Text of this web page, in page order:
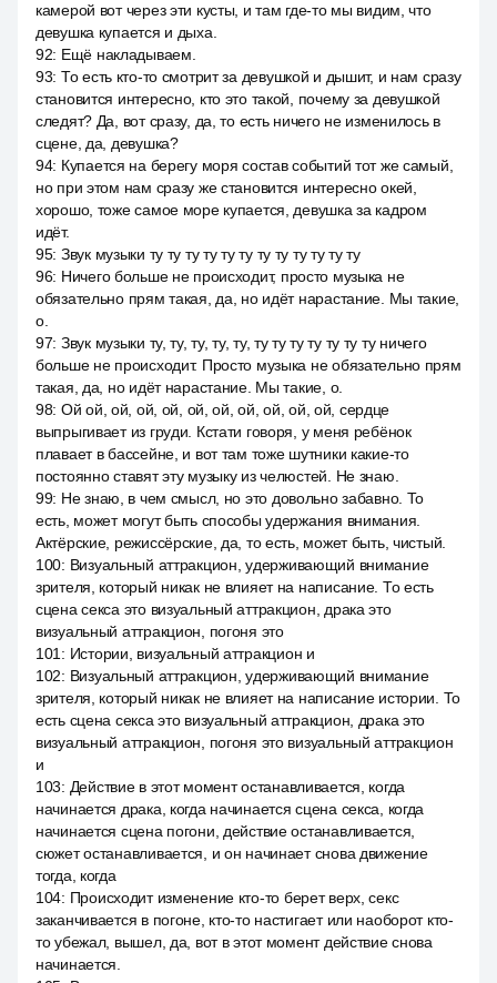
камерой вот через эти кусты, и там где-то мы видим, что
девушка купается и дыха.
92: Ещё накладываем.
93: То есть кто-то смотрит за девушкой и дышит, и нам сразу
становится интересно, кто это такой, почему за девушкой
следят? Да, вот сразу, да, то есть ничего не изменилось в
сцене, да, девушка?
94: Купается на берегу моря состав событий тот же самый,
но при этом нам сразу же становится интересно окей,
хорошо, тоже самое море купается, девушка за кадром
идёт.
95: Звук музыки ту ту ту ту ту ту ту ту ту ту ту ту
96: Ничего больше не происходит, просто музыка не
обязательно прям такая, да, но идёт нарастание. Мы такие,
о.
97: Звук музыки ту, ту, ту, ту, ту, ту ту ту ту ту ту ту ничего
больше не происходит. Просто музыка не обязательно прям
такая, да, но идёт нарастание. Мы такие, о.
98: Ой ой, ой, ой, ой, ой, ой, ой, ой, ой, ой, сердце
выпрыгивает из груди. Кстати говоря, у меня ребёнок
плавает в бассейне, и вот там тоже шутники какие-то
постоянно ставят эту музыку из челюстей. Не знаю.
99: Не знаю, в чем смысл, но это довольно забавно. То
есть, может могут быть способы удержания внимания.
Актёрские, режиссёрские, да, то есть, может быть, чистый.
100: Визуальный аттракцион, удерживающий внимание
зрителя, который никак не влияет на написание. То есть
сцена секса это визуальный аттракцион, драка это
визуальный аттракцион, погоня это
101 : Истории, визуальный аттракцион и
102: Визуальный аттракцион, удерживающий внимание
зрителя, который никак не влияет на написание истории. То
есть сцена секса это визуальный аттракцион, драка это
визуальный аттракцион, погоня это визуальный аттракцион
и
103: Действие в этот момент останавливается, когда
начинается драка, когда начинается сцена секса, когда
начинается сцена погони, действие останавливается,
сюжет останавливается, и он начинает снова движение
тогда, когда
104: Происходит изменение кто-то берет верх, секс
заканчивается в погоне, кто-то настигает или наоборот кто-
то убежал, вышел, да, вот в этот момент действие снова
начинается.